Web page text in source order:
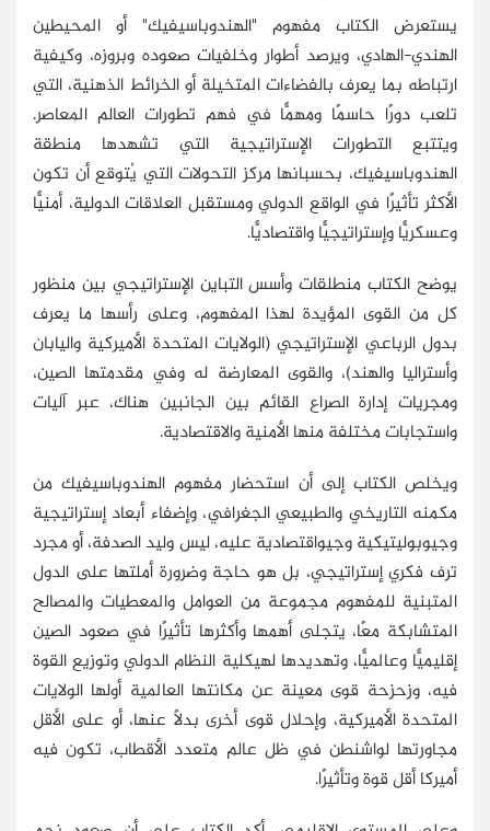
يستعرض الكتاب مفهوم "الهندوباسيفيك" أو المحيطين
الهندي-الهادي، ويرصد أطوار وخلفيات صعوده وبروزه، وكيفية
ارتباطه بما يعرف بالفضاءات المتخيلة أو الخرائط الذهنية، التي
تلعب دورًا حاسمًا ومهمًّا في فهم تطورات العالم المعاصر.
ويتتبع التطورات الإستراتيجية التي تشهدها منطقة
الهندوباسيفيك، بحسبانها مركز التحولات التي يُتوقع أن تكون
الأكثر تأثيرًا في الواقع الدولي ومستقبل العلاقات الدولية، أمنيًّا
وعسكريًّا وإستراتيجيًّا واقتصاديًّا.
يوضح الكتاب منطلقات وأسس التباين الإستراتيجي بين منظور
كل من القوى المؤيدة لهذا المفهوم، وعلى رأسها ما يعرف
بدول الرباعي الإستراتيجي (الولايات المتحدة الأميركية واليابان
وأستراليا والهند)، والقوى المعارضة له وفي مقدمتها الصين،
ومجريات إدارة الصراع القائم بين الجانبين هناك، عبر آليات
واستجابات مختلفة منها الأمنية والاقتصادية.
ويخلص الكتاب إلى أن استحضار مفهوم الهندوباسيفيك من
مكمنه التاريخي والطبيعي الجغرافي، وإضفاء أبعاد إستراتيجية
وجيوبوليتيكية وجيواقتصادية عليه، ليس وليد الصدفة، أو مجرد
ترف فكري إستراتيجي، بل هو حاجة وضرورة أملتها على الدول
المتبنية للمفهوم مجموعة من العوامل والمعطيات والمصالح
المتشابكة معًا، يتجلى أهمها وأكثرها تأثيرًا في صعود الصين
إقليميًّا وعالميًّا، وتهديدها لهيكلية النظام الدولي وتوزيع القوة
فيه، وزحزحة قوى معينة عن مكانتها العالمية أولها الولايات
المتحدة الأميركية، وإحلال قوى أخرى بدلًا عنها، أو على الأقل
مجاورتها لواشنطن في ظل عالم متعدد الأقطاب، تكون فيه
أميركا أقل قوة وتأثيرًا.